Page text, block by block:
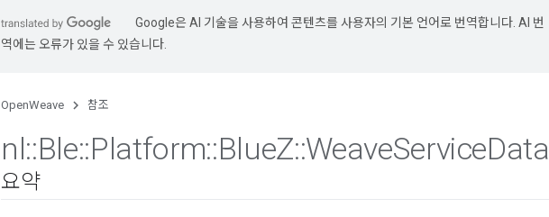
Google은 AI 기술을 사용하여 콘텐츠를 사용자의 기본 언어로 번역합니다. AI 번
역에는 오류가 있을 수 있습니다.
OpenWeave 참조
nl::Ble::Platform::BlueZ::WeaveServiceData
요약